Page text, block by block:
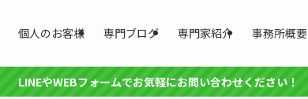
個人のお客様 専門ブログ 専門家紹介 事務所概要
LINEやWEBフォームでお気軽にお問い合わせください！